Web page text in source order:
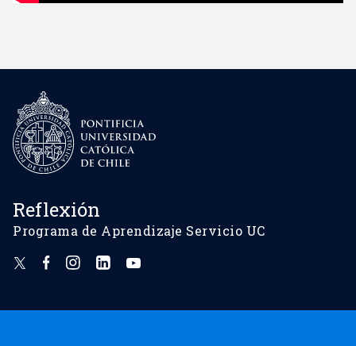
Reflexión
Programa de Aprendizaje Servicio UC